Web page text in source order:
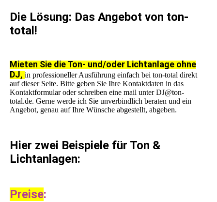
Die Lösung: Das Angebot von ton-
total!
Mieten Sie die Ton- und/oder Lichtanlage ohne
DJ, in professioneller Ausführung einfach bei ton-total direkt
auf dieser Seite. Bitte geben Sie Ihre Kontaktdaten in das
Kontaktformular oder schreiben eine mail unter DJ@ton-
total.de. Gerne werde ich Sie unverbindlich beraten und ein
Angebot, genau auf Ihre Wünsche abgestellt, abgeben.
Hier zwei Beispiele für Ton &
Lichtanlagen:
Preise: